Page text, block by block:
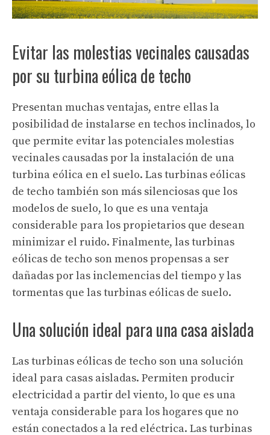
Evitar las molestias vecinales causadas
por su turbina eólica de techo
Presentan muchas ventajas, entre ellas la
posibilidad de instalarse en techos inclinados, lo
que permite evitar las potenciales molestias
vecinales causadas por la instalación de una
turbina eólica en el suelo. Las turbinas eólicas
de techo también son más silenciosas que los
modelos de suelo, lo que es una ventaja
considerable para los propietarios que desean
minimizar el ruido. Finalmente, las turbinas
eólicas de techo son menos propensas a ser
dañadas por las inclemencias del tiempo y las
tormentas que las turbinas eólicas de suelo.
Una solución ideal para una casa aislada
Las turbinas eólicas de techo son una solución
ideal para casas aisladas. Permiten producir
electricidad a partir del viento, lo que es una
ventaja considerable para los hogares que no
están conectados a la red eléctrica. Las turbinas